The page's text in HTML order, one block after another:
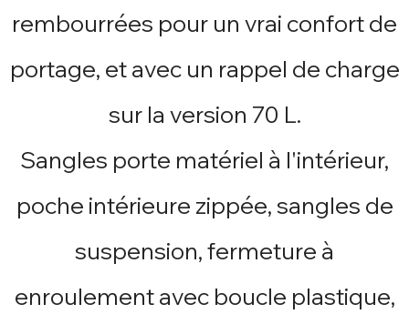
rembourrées pour un vrai confort de
portage, et avec un rappel de charge
sur la version 70 L.
Sangles porte matériel à l'intérieur,
poche intérieure zippée, sangles de
suspension, fermeture à
enroulement avec boucle plastique,